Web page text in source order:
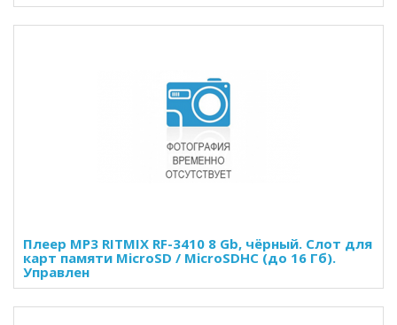
Плеер MP3 RITMIX RF-3410 8 Gb, чёрный. Слот для
карт памяти MicroSD / MicroSDHC (до 16 Гб).
Управлен